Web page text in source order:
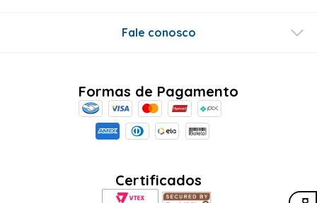
Fale conosco
Formas de Pagamento
Certificados